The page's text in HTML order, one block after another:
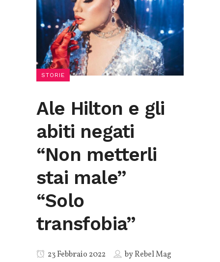
STORIE
Ale Hilton e gli
abiti negati
“Non metterli
stai male”
“Solo
transfobia”
23 Febbraio 2022 byRebel Mag